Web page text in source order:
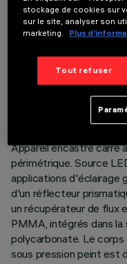
DONNÉES
DERNIÈRE MISE À JOUR:
Appareil encastré carré
périmétrique. Source
applications d'éclairage
d'un réflecteur
un récupérateur de flux
PMMA, intégrés dans
polycarbonate. Le corps
sous pression peint est
stockage de cookies sur
sur le site, analyser son
marketing.
Plus
Tout refuser